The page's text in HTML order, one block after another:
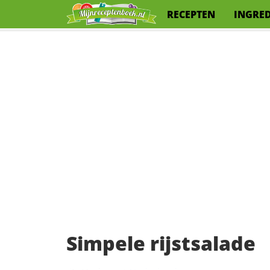
RECEPTEN
Simpele rijstsalade